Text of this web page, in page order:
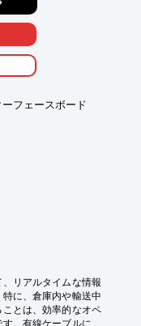
ソリューションは、
理をエッジ側で完結
す。
）の制御・状況認
フェースボード
リアルタイムな情報
に、倉庫内や輸送中
とは、効率的なオペ
。有線ケーブルによ